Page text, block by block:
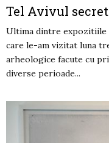
Tel Avivul secret
Ultima dintre expozitiile
care le-am vizitat luna
arheologice facute cu
diverse perioade...